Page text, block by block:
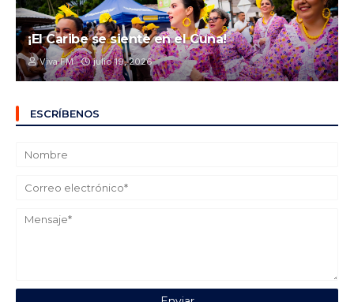
¡El Caribe se siente en el Cuna!
Viva FM julio 19, 2026
ESCRÍBENOS